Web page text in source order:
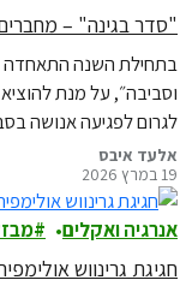
"סדר בגינה" –
בתחילת השנה התאחדה
וסביבה״, על מנת
לגרום לפגיעה אנושה
אלעד איבס
19 במרץ 2026
אנרגיה ואקלים
חגיגת גרינווש